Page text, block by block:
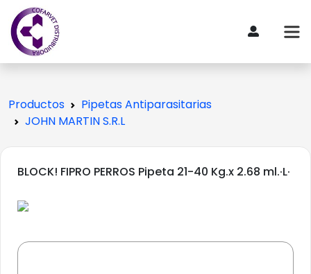
Productos
Pipetas Antiparasitarias
JOHN MARTIN S.R.L
BLOCK! FIPRO PERROS Pipeta 21-40 Kg.x 2.68 ml.·L·